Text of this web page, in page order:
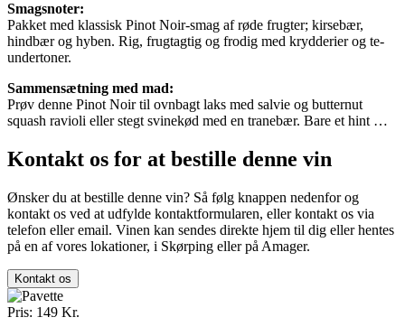
Smagsnoter:
Pakket med klassisk Pinot Noir-smag af røde frugter; kirsebær,
hindbær og hyben. Rig, frugtagtig og frodig med krydderier og te-
undertoner.
Sammensætning med mad:
Prøv denne Pinot Noir til ovnbagt laks med salvie og butternut
squash ravioli eller stegt svinekød med en tranebær. Bare et hint …
Kontakt os for at bestille denne vin
Ønsker du at bestille denne vin? Så følg knappen nedenfor og
kontakt os ved at udfylde kontaktformularen, eller kontakt os via
telefon eller email. Vinen kan sendes direkte hjem til dig eller hentes
på en af vores lokationer, i Skørping eller på Amager.
Kontakt os
Pris: 149 Kr.